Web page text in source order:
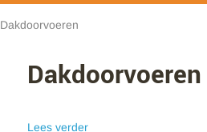
Dakdoorvoeren
Dakdoorvoeren
Lees verder